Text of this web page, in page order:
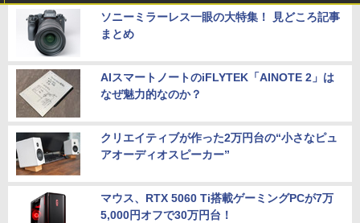
ソニーミラーレス一眼の大特集！ 見どころ記事
まとめ
AIスマートノートのiFLYTEK「AINOTE 2」は
なぜ魅力的なのか？
クリエイティブが作った2万円台の“小さなピュ
アオーディオスピーカー”
マウス、RTX 5060 Ti搭載ゲーミングPCが7万
5,000円オフで30万円台！